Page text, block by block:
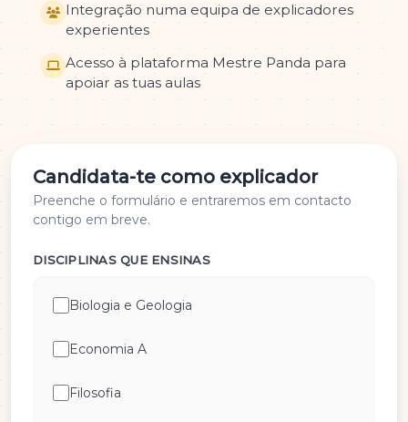
Integração numa equipa de explicadores
experientes
Acesso à plataforma Mestre Panda para
apoiar as tuas aulas
Candidata-te como explicador
Preenche o formulário e entraremos em contacto
contigo em breve.
DISCIPLINAS QUE ENSINAS
Biologia e Geologia
Economia A
Filosofia